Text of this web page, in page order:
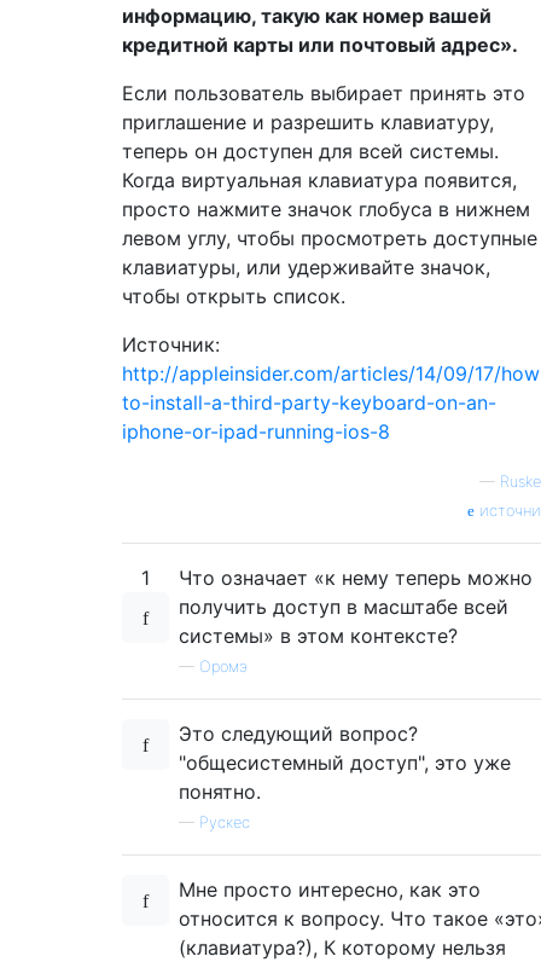
информацию, такую ​​как номер вашей
кредитной карты или почтовый адрес».
Если пользователь выбирает принять это
приглашение и разрешить клавиатуру,
теперь он доступен для всей системы.
Когда виртуальная клавиатура появится,
просто нажмите значок глобуса в нижнем
левом углу, чтобы просмотреть доступные
клавиатуры, или удерживайте значок,
чтобы открыть список.
Источник:
http://appleinsider.com/articles/14/09/17/
to-install-a-third-party-keyboard-on-an-
iphone-or-ipad-running-ios-8
—
1
Что означает «к нему теперь можно
получить доступ в масштабе всей
системы» в этом контексте?
— Оромэ
Это следующий вопрос?
"общесистемный доступ", это уже
понятно.
— Рускес
Мне просто интересно, как это
относится к вопросу. Что такое
(клавиатура?), К которому нельзя